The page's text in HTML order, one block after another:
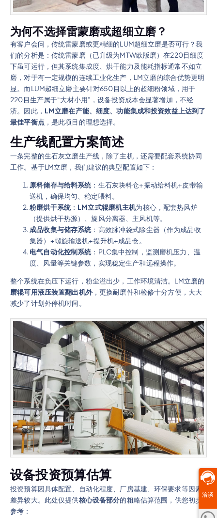
为何不选择雷蒙磨或超细立磨？
有客户会问，传统雷蒙磨或更精细的LUM超细立磨是否可行？我
们的分析是：传统雷蒙磨（已升级为MTW欧版磨）在220目细度
下虽可运行，但其系统集成度、烘干能力及能耗指标通常不如立
磨，对于有一定规模的连续工业化生产，LM立磨的综合优势更明
显。而LUM超细立磨主要针对650目以上的超细粉领域，用于
220目生产属于“大材小用”，设备投资成本会显著增加，不经
济。因此， LM立磨在产能、细度、功能集成和投资效益上达到了
最佳平衡点，是此项目的理想选择。
生产线配置方案简述
一条完整的生石灰立磨生产线，除了主机，还需要配套系统协同
工作。基于LM立磨，我们建议的典型配置如下：
原料储存与给料系统：生石灰块料仓+振动给料机+皮带输
送机，确保均匀、稳定喂料。
粉磨烘干系统： LM立式辊磨机主机为核心，配套热风炉
（提供烘干热源）、旋风分离器、主风机等。
成品收集与储存系统：高效脉冲袋式除尘器（作为成品收
集器）+螺旋输送机+提升机+成品仓。
电气自动化控制系统：PLC集中控制，监测磨机压力、温
度、风量等关键参数，实现稳定生产和远程操作。
整个系统在负压下运行，粉尘溢出少，工作环境清洁。LM立磨的
磨辊可用液压装置翻出机外，更换耐磨件和检修十分方便，大大
减少了计划外停机时间。
设备投资预算估算
投资预算因具体配置、自动化程度、厂房基建、环保要求等因素
差异较大。此处仅提供核心设备部分的粗略估算范围，供您初步
参考：
洽谈